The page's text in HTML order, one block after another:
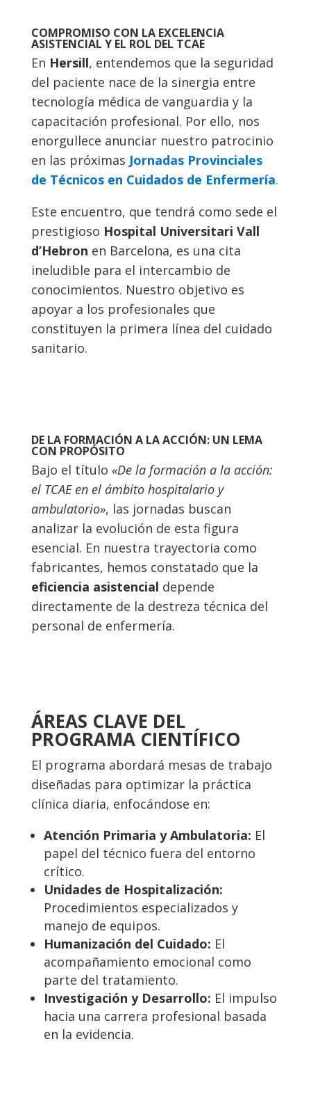
COMPROMISO CON LA EXCELENCIA
ASISTENCIAL Y EL ROL DEL TCAE
En Hersill, entendemos que la seguridad
del paciente nace de la sinergia entre
tecnología médica de vanguardia y la
capacitación profesional. Por ello, nos
enorgullece anunciar nuestro patrocinio
en las próximas Jornadas Provinciales
de Técnicos en Cuidados de Enfermería.
Este encuentro, que tendrá como sede el
prestigioso Hospital Universitari Vall
d’Hebron en Barcelona, es una cita
ineludible para el intercambio de
conocimientos. Nuestro objetivo es
apoyar a los profesionales que
constituyen la primera línea del cuidado
sanitario.
DE LA FORMACIÓN A LA ACCIÓN: UN LEMA
CON PROPÓSITO
Bajo el título «De la formación a la acción:
el TCAE en el ámbito hospitalario y
ambulatorio», las jornadas buscan
analizar la evolución de esta figura
esencial. En nuestra trayectoria como
fabricantes, hemos constatado que la
eficiencia asistencial depende
directamente de la destreza técnica del
personal de enfermería.
ÁREAS CLAVE DEL
PROGRAMA CIENTÍFICO
El programa abordará mesas de trabajo
diseñadas para optimizar la práctica
clínica diaria, enfocándose en:
Atención Primaria y Ambulatoria: El
papel del técnico fuera del entorno
crítico.
Unidades de Hospitalización:
Procedimientos especializados y
manejo de equipos.
Humanización del Cuidado: El
acompañamiento emocional como
parte del tratamiento.
Investigación y Desarrollo: El impulso
hacia una carrera profesional basada
en la evidencia.